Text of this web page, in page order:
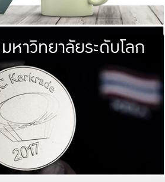
มหาวิทยา
พร้อมที่จ
และผลักดันในการใช้ระบบส
เพื่อการทำงานแ
มหาวิทยาลัยระดับโลก